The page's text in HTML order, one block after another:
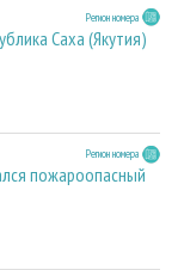
Регион номера
Саха (Якутия)
Регион номера
пожароопасный